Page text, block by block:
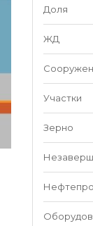
Доля
ЖД
Участки
Зерно